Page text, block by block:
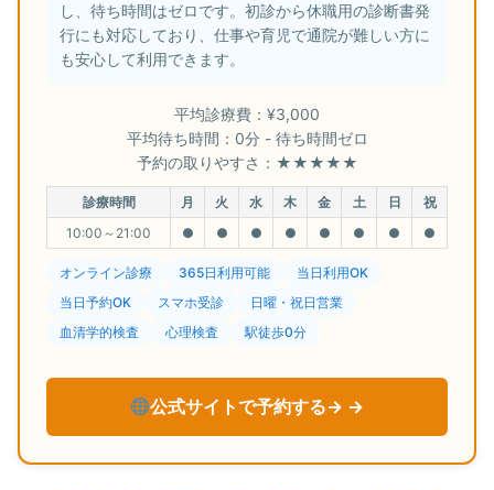
し、待ち時間はゼロです。初診から休職用の診断書発
行にも対応しており、仕事や育児で通院が難しい方に
も安心して利用できます。
平均診療費：¥3,000
平均待ち時間：0分 - 待ち時間ゼロ
予約の取りやすさ：★★★★★
診療時間 月 火 水 木 金 土 日
祝
10:00～21:00
● ● ● ● ● ● ● ●
オンライン診療 365日利用可能
当日利用OK
当日予約OK
スマホ受診
日曜・祝日営業
血清学的検査
心理検査 駅徒歩0分
公式サイトで予約する→